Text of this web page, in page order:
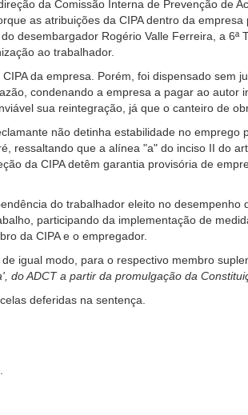
da Comissão Interna de Prevenção de
as atribuições da CIPA dentro da
desembargador Rogério Valle Ferreira, a
ao trabalhador.
da empresa. Porém, foi dispensado sem
condenando a empresa a pagar ao
sua reintegração, já que o canteiro de
não detinha estabilidade no
ressaltando que a alínea "a" do inciso II do
da CIPA detêm garantia provisória de
do trabalhador eleito no
participando da implementação de
da CIPA e o empregador.
igual modo, para o respectivo membro
do ADCT a partir da promulgação da
deferidas na sentença.